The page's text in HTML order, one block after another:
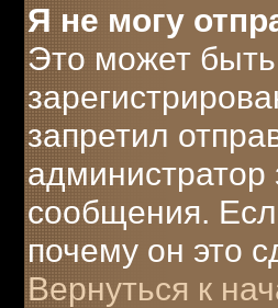
Я не могу
Это может
запретил
сообщения.
почему он это
Вернуться к